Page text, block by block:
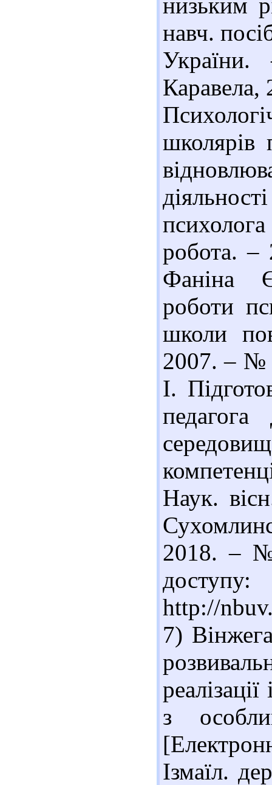
навч.
школярів
робота.
Фаніна
роботи
школи
2007. – №
І.
Наук.
2018. –
доступу:
http://
7)
з
Ізмаїл.